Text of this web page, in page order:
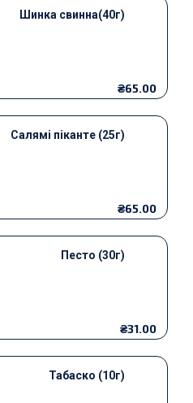
Шинка свинна(40г)
₴65.00
Салямі піканте (25г)
₴65.00
Песто (30г)
₴31.00
Табаско (10г)